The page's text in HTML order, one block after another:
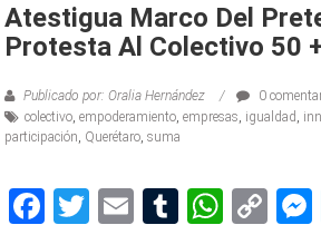
Atestigua Marco Del
Protesta Al Colectivo 50
Publicado por: Oralia Hernández
0
colectivo ,empoderamiento ,empresas igualdad
participación Querétaro ,suma
Facebook
Twitter
EmailTumblr